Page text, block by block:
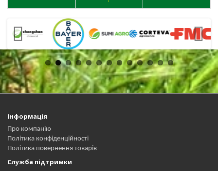
Інформація
Про компанію
Політика конфіденційності
Політика повернення товарів
Служба підтримки